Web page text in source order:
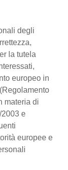
degli
la tutela
europeo in
materia di
e
europee e